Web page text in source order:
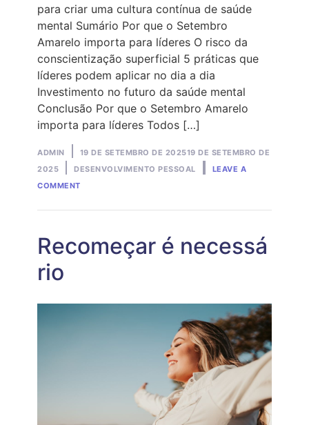
para criar uma cultura contínua de saúde
mental Sumário Por que o Setembro
Amarelo importa para líderes O risco da
conscientização superficial 5 práticas que
líderes podem aplicar no dia a dia
Investimento no futuro da saúde mental
Conclusão Por que o Setembro Amarelo
importa para líderes Todos […]
Posted
by
ADMIN 19 DE SETEMBRO DE 202519 DE SETEMBRO DE
2025
Posted
in
DESENVOLVIMENTO PESSOAL
LEAVE A
COMMENTON
E
CULTURA
Recomeçar é necessá
rio